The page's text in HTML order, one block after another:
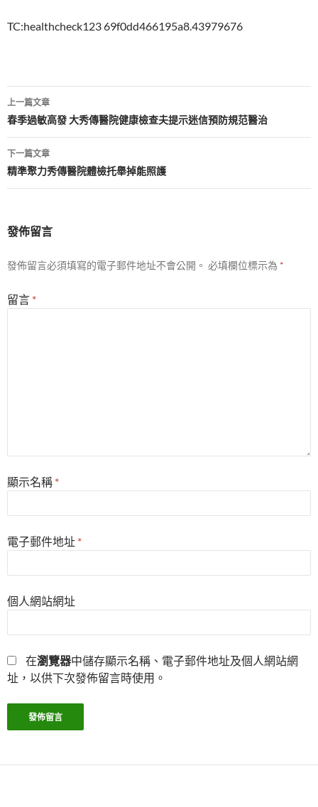
TC:healthcheck123 69f0dd466195a8.43979676
文
章
導
覽
上一篇文章
春季過敏高發 大秀傳醫院健康檢查夫提示迷信預防規范醫治
下一篇文章
精準聚力秀傳醫院體檢托舉掉能照護
發佈留言
發佈留言必須填寫的電子郵件地址不會公開。 必填欄位標示為 *
留言 *
顯示名稱 *
電子郵件地址 *
個人網站網址
在瀏覽器中儲存顯示名稱、電子郵件地址及個人網站網
址，以供下次發佈留言時使用。